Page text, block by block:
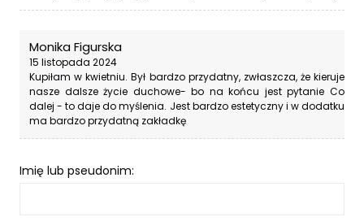
Monika Figurska
15 listopada 2024
Kupiłam w kwietniu. Był bardzo przydatny, zwłaszcza, że kieruje
nasze dalsze życie duchowe- bo na końcu jest pytanie Co
dalej - to daje do myślenia. Jest bardzo estetyczny i w dodatku
ma bardzo przydatną zakładkę
Imię lub pseudonim: